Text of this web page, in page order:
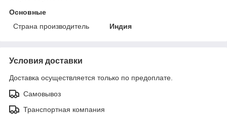
Основные
Страна производитель
Индия
Условия доставки
Доставка осуществляется только по предоплате.
Самовывоз
Транспортная компания